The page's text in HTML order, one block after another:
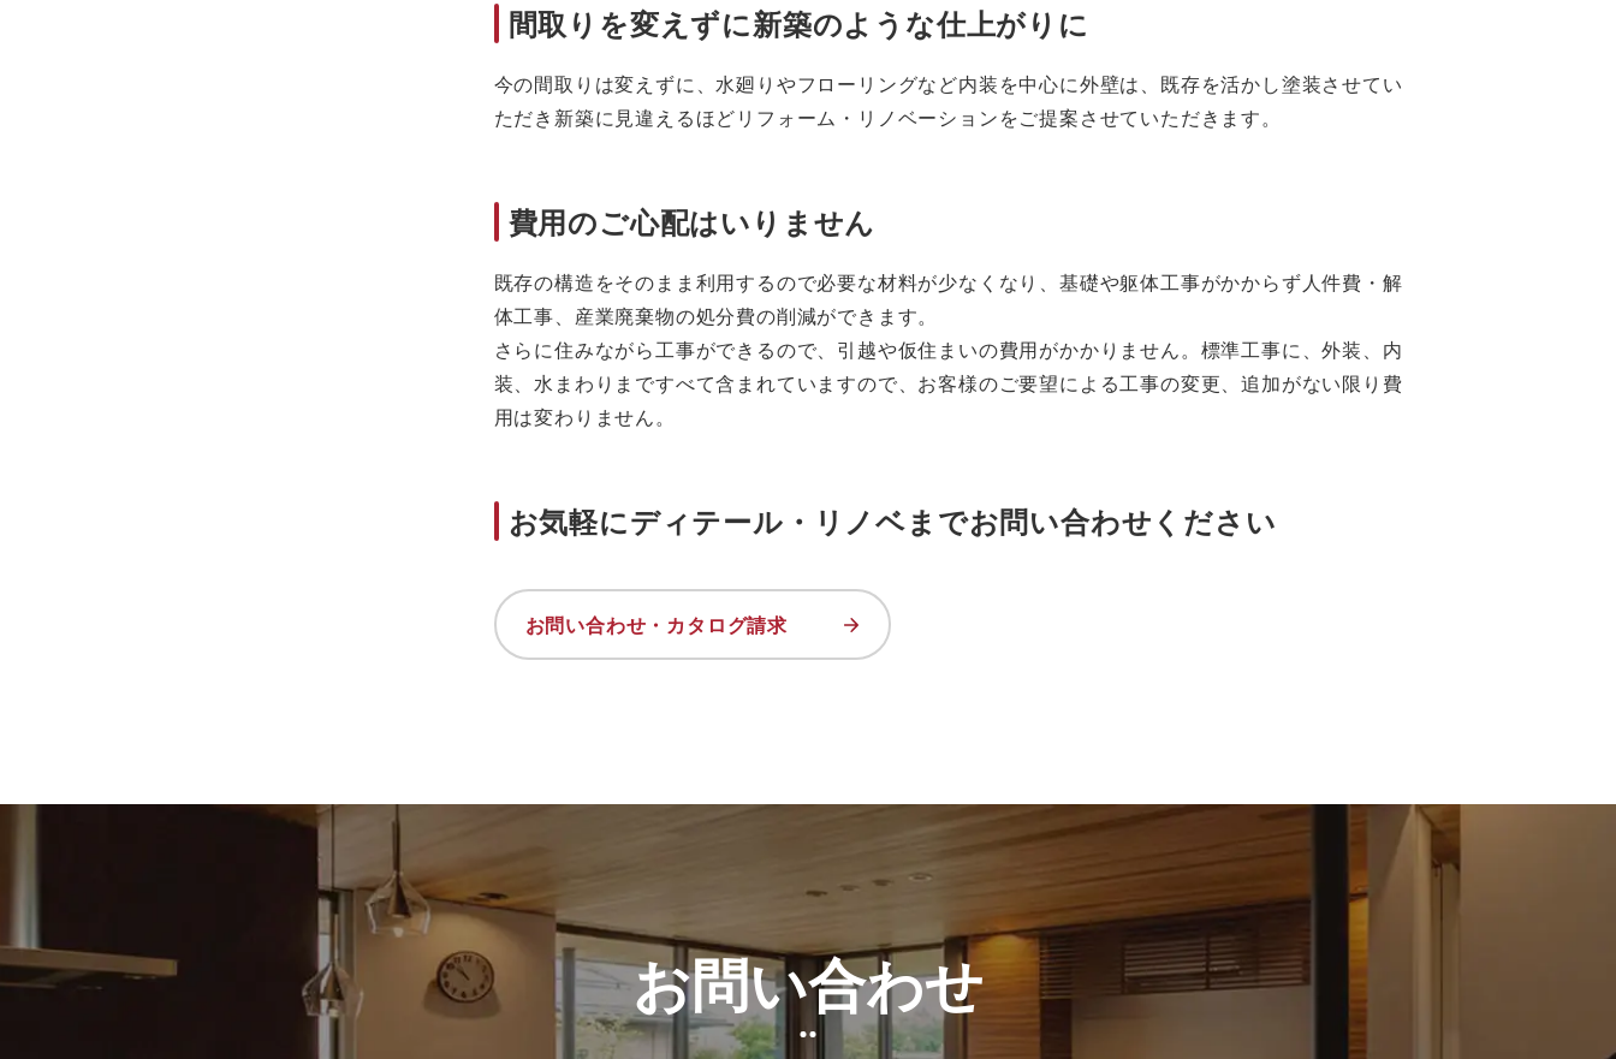
間取りを変えずに新築のような仕上がりに
今の間取りは変えずに、水廻りやフローリングなど内装を中心に外壁は、既存を活かし塗装させてい
ただき新築に見違えるほどリフォーム・リノベーションをご提案させていただきます。
費用のご心配はいりません
既存の構造をそのまま利用するので必要な材料が少なくなり、基礎や躯体工事がかからず人件費・解
体工事、産業廃棄物の処分費の削減ができます。
さらに住みながら工事ができるので、引越や仮住まいの費用がかかりません。標準工事に、外装、内
装、水まわりまですべて含まれていますので、お客様のご要望による工事の変更、追加がない限り費
用は変わりません。
お気軽にディテール・リノベまでお問い合わせください
お問い合わせ・カタログ請求
お問い合わせ